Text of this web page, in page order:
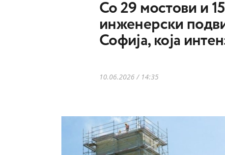
Со 29 мостови и
инженерски
Софија, која
10.06.2026 / 14:35